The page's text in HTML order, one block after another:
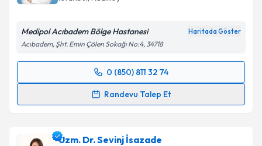
Medipol Acıbadem Bölge Hastanesi Haritada Göster
Acıbadem, Şht. Emin Çölen Sokağı No:4, 34718
0 (850) 811 32 74
Randevu Talep Et
Randevu Takvimi Talebi
takvim hazırlandığında e-posta ile bilgilendireceğiz.
Uzm. Dr. Sevinj İsazade